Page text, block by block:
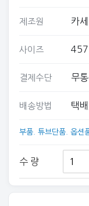
제조원 카
사이즈
결제수단 무
배송방법 택
부품. 튜브단품. 옵션
수 량